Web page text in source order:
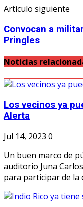
Artículo siguiente
Convocan a
Pringles
Noticias
Los vecinos ya
Alerta
Jul 14, 2023 0
Un buen marco de
auditorio Juna
para participar de la